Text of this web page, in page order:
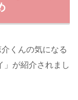
くんの気になる
」が紹介されまし